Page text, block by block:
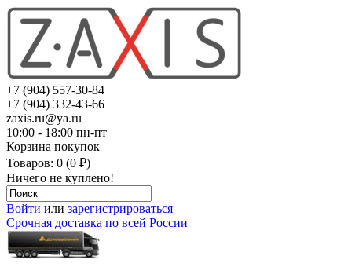
+7 (904) 557-30-84
+7 (904) 332-43-66
zaxis.ru@ya.ru
10:00 - 18:00 пн-пт
Корзина покупок
Товаров: 0 (0 ₽)
Ничего не куплено!
Войти или зарегистрироваться
Срочная доставка по всей России